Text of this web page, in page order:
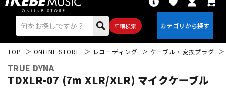
詳細検索
TOP ONLINE STORE レコーディング ケーブル・変換プラグ
TRUE DYNA
TDXLR-07 (7m XLR/XLR) マイクケーブル